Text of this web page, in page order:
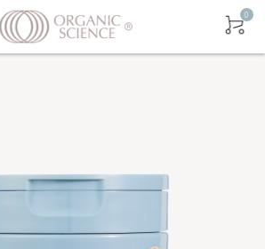
0